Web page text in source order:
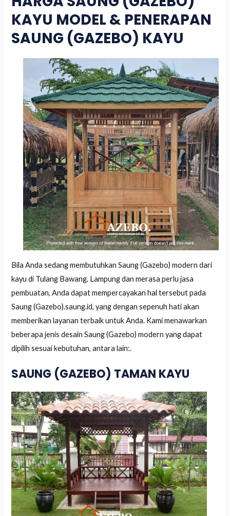
KAYU MODEL & PENERAPAN
SAUNG (GAZEBO) KAYU
Bila Anda sedang membutuhkan Saung (Gazebo) modern dari
kayu di Tulang Bawang, Lampung dan merasa perlu jasa
pembuatan, Anda dapat mempercayakan hal tersebut pada
Saung (Gazebo).saung.id, yang dengan sepenuh hati akan
memberikan layanan terbaik untuk Anda. Kami menawarkan
beberapa jenis desain Saung (Gazebo) modern yang dapat
dipilih sesuai kebutuhan, antara lain:.
SAUNG (GAZEBO) TAMAN KAYU